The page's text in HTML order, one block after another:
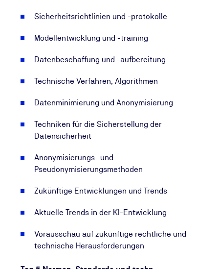
Sicherheitsrichtlinien und -protokolle
Modellentwicklung und -training
Datenbeschaffung und -aufbereitung
Technische Verfahren, Algorithmen
Datenminimierung und Anonymisierung
Techniken für die Sicherstellung der
Datensicherheit
Anonymisierungs- und
Pseudonymisierungsmethoden
Zukünftige Entwicklungen und Trends
Aktuelle Trends in der KI-Entwicklung
Vorausschau auf zukünftige rechtliche und
technische Herausforderungen